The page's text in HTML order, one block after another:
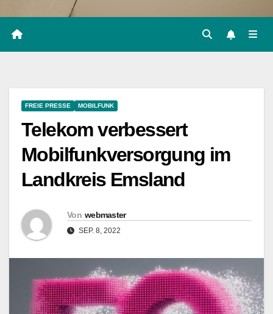
FREIE PRESSE MOBILFUNK
Telekom verbessert
Mobilfunkversorgung im
Landkreis Emsland
Von webmaster
SEP. 8, 2022